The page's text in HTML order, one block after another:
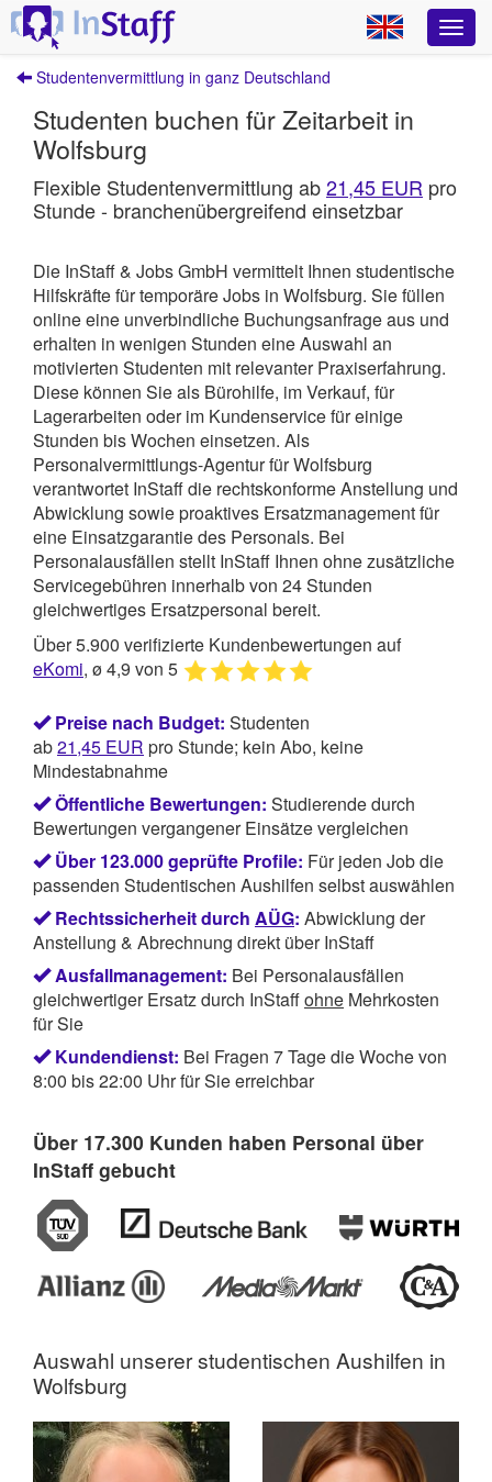
Studentenvermittlung in ganz Deutschland
Studenten buchen für Zeitarbeit in
Wolfsburg
Flexible Studentenvermittlung ab21,45 EUR pro
Stunde - branchenübergreifend einsetzbar
Die InStaff & Jobs GmbH vermittelt Ihnen studentische
Hilfskräfte für temporäre Jobs in Wolfsburg. Sie füllen
online eine unverbindliche Buchungsanfrage aus und
erhalten in wenigen Stunden eine Auswahl an
motivierten Studenten mit relevanter Praxiserfahrung.
Diese können Sie als Bürohilfe, im Verkauf, für
Lagerarbeiten oder im Kundenservice für einige
Stunden bis Wochen einsetzen. Als
Personalvermittlungs-Agentur für Wolfsburg
verantwortet InStaffdie rechtskonforme Anstellung und
Abwicklung sowie proaktives Ersatzmanagement für
eine Einsatzgarantie des Personals. Bei
Personalausfällen stellt InStaff Ihnen ohne zusätzliche
Servicegebühren innerhalb von 24 Stunden
gleichwertiges Ersatzpersonal bereit.
Über 5.900 verifizierte Kundenbewertungen auf
eKomi, ø 4,9 von 5
Preise nach Budget: Studenten
ab21,45 EUR pro Stunde; kein Abo, keine
Mindestabnahme
Öffentliche Bewertungen: Studierende durch
Bewertungen vergangener Einsätze vergleichen
Über 123.000 geprüfte Profile: Für jeden Job die
passenden Studentischen Aushilfen selbst auswählen
Rechtssicherheit durch AÜG: Abwicklung der
Anstellung & Abrechnung direkt über InStaff
Ausfallmanagement: Bei Personalausfällen
gleichwertiger Ersatz durch InStaffohne Mehrkosten
für Sie
Kundendienst: Bei Fragen 7 Tage die Woche von
8:00 bis 22:00 Uhr für Sie erreichbar
Über 17.300 Kunden haben Personal über
InStaff gebucht
Auswahl unsererstudentischen Aushilfen in
Wolfsburg